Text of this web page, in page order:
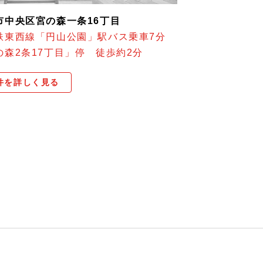
中央区宮の森一条16丁目
東西線「円山公園」駅バス乗車7分
森2条17丁目」停 徒歩約2分
を詳しく見る